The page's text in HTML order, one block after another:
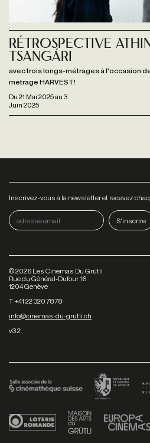
Du 21 Mai 2025au 3
Juin 2025
Rétrospective
Tsangári
avec trois longs-métrages à l'occasion
métrage HARVEST!
Inscrivez-vous à la newsletter et recevez
©2026 Les Cinémas Du Grütli
Rue du Général-Dufour 16
1204 Genève
T +41 22 320 78 78
info@cinemas-du-grutli.ch
v3.2